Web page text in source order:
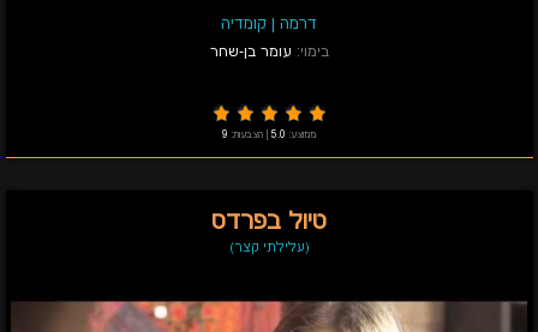
דרמה | קומדיה
בימוי: עומר בן-שחר
ממוצע: 5.0 הצבעות: 9
טיול בפרדס
(עלילתי קצר)